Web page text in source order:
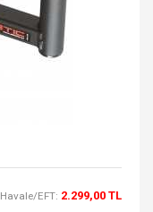
Havale/EFT: 2.299,00 TL